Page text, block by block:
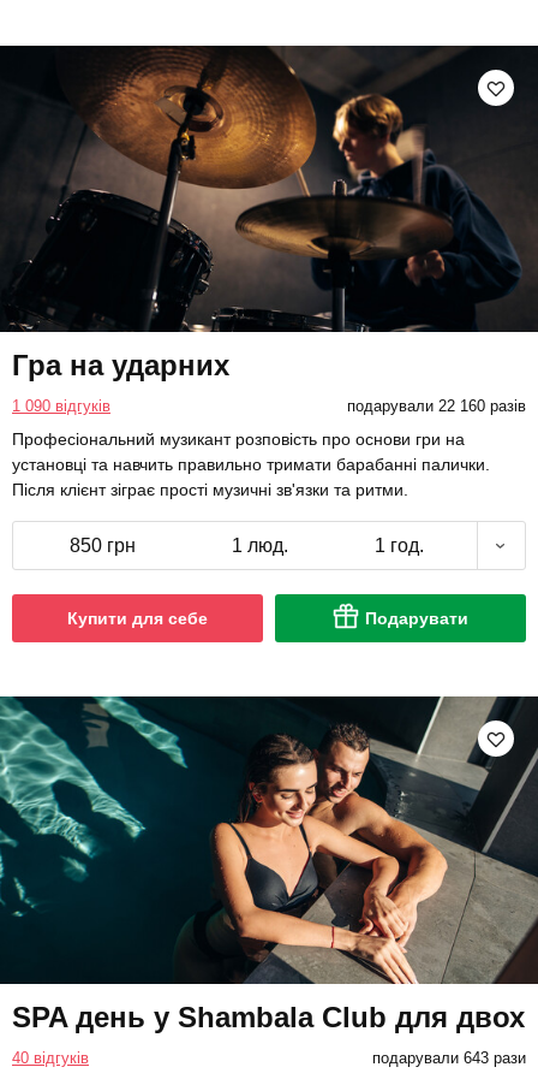
Гра на ударних
1 090 відгуків подарували 22 160 разів
Професіональний музикант розповість про основи гри на
установці та навчить правильно тримати барабанні палички.
Після клієнт зіграє прості музичні зв'язки та ритми.
850 грн 1 люд. 1 год.
Купити для себе Подарувати
SPA день у Shambala Club для двох
40 відгуків подарували 643 рази